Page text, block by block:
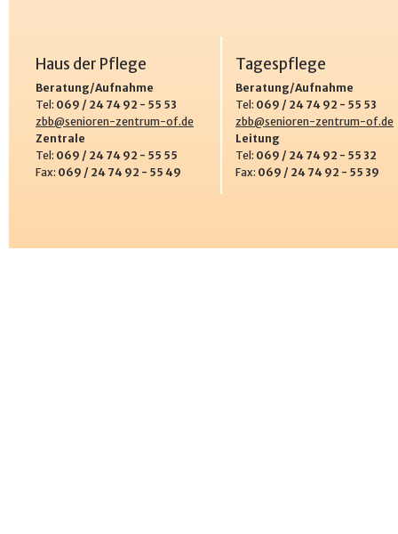
Haus der Pflege
Beratung/Aufnahme
Tel: 069 / 24 74 92 - 55 53
zbb@senioren-zentrum-of.de
Zentrale
Tel: 069 / 24 74 92 - 55 55
Fax: 069 / 24 74 92 - 55 49
Tagespflege
Beratung/Aufnahme
Tel: 069 / 24 74 92 - 55 53
zbb@senioren-zentrum-of.de
Leitung
Tel: 069 / 24 74 92 - 55 32
Fax: 069 / 24 74 92 - 55 39